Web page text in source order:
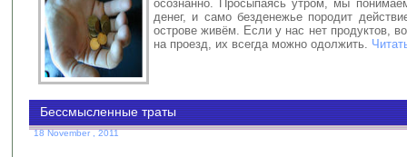
осознанно. Просыпаясь утром, мы
денег, и само безденежье породит
острове живём. Если у нас нет продуктов,
на проезд, их всегда можно одолжить.
Бессмысленные траты
18 November , 2011